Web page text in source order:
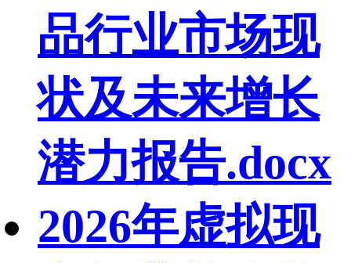
品行业市场现
状及未来增长
潜力报告.docx
2026年虚拟现